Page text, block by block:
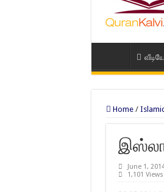
Home /
June 1,
1,101 Views